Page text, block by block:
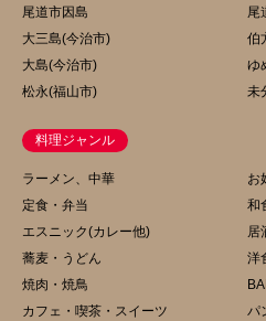
尾道市因島
尾
大三島(今治市)
伯
大島(今治市)
ゆ
松永(福山市)
未
料理ジャンル
ラーメン、中華
お
定食・弁当
和
エスニック(カレー他)
居
蕎麦・うどん
洋
焼肉・焼鳥
カフェ・喫茶・スイーツ
パ